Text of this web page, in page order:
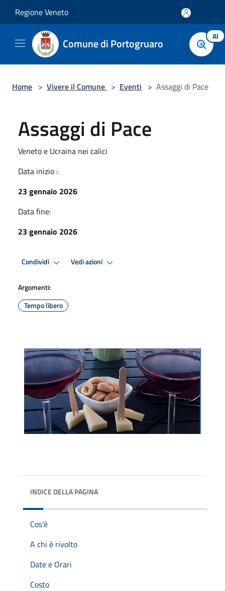
Regione Veneto
Comune di Portogruaro AI
Home > Vivere il Comune > Eventi > Assaggi di Pace
Assaggi di Pace
Veneto e Ucraina nei calici
Data inizio :
23 gennaio 2026
Data fine:
23 gennaio 2026
Condividi Vedi azioni
Argomenti:
Tempo libero
INDICE DELLA PAGINA
Cos'è
A chi è rivolto
Date e Orari
Costo